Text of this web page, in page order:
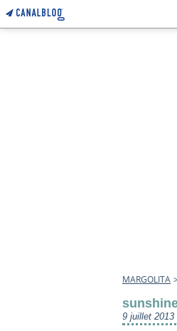
MARGOLITA
9 juillet 2013